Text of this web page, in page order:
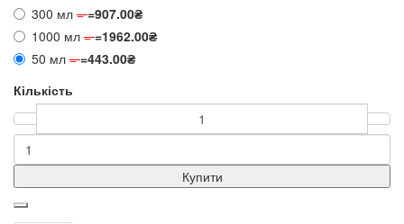
300 мл ==907.00₴
1000 мл ==1962.00₴
50 мл ==443.00₴
Кількість
Купити